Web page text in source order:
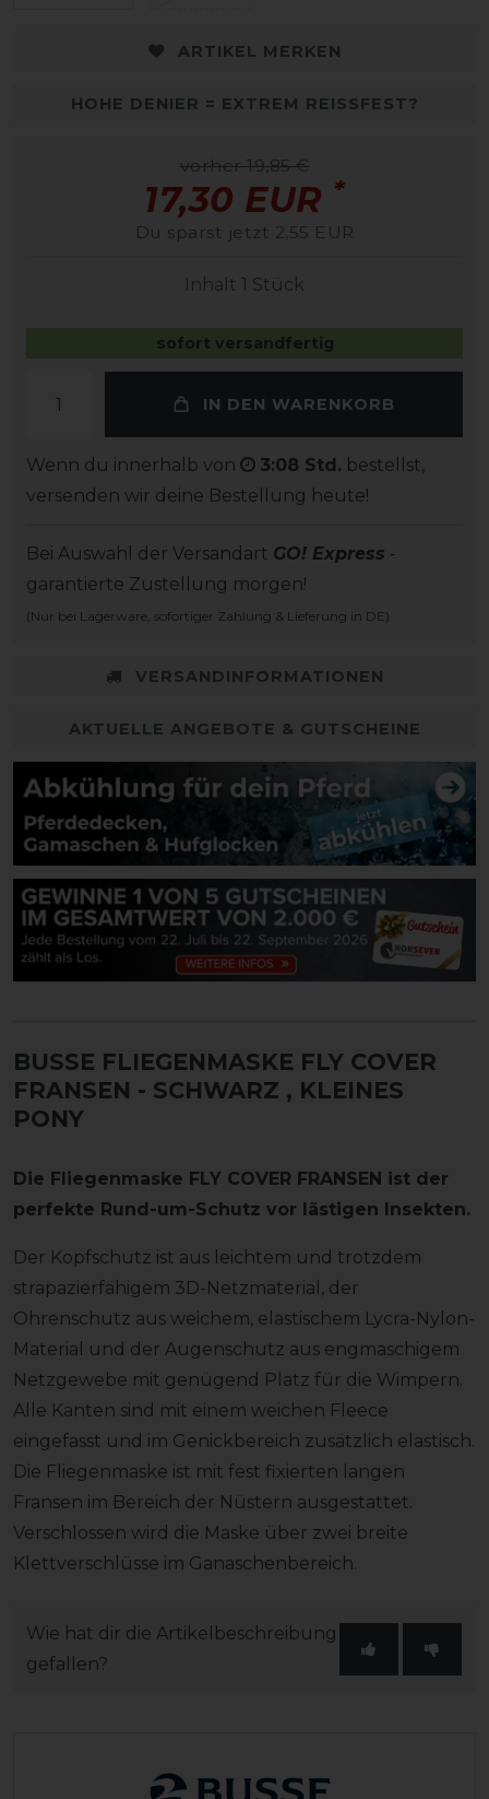
ARTIKEL MERKEN
HOHE DENIER = EXTREM REISSFEST?
vorher 19,85 €
17,30 EUR *
Du sparst jetzt 2,55 EUR
Inhalt 1 Stück
sofort versandfertig
IN DEN WARENKORB
Wenn du innerhalb von 3:08 Std. bestellst,
versenden wir deine Bestellung heute!
Bei Auswahl der Versandart GO! Express -
garantierte Zustellung morgen!
(Nur bei Lagerware, sofortiger Zahlung & Lieferung in DE)
VERSANDINFORMATIONEN
AKTUELLE ANGEBOTE & GUTSCHEINE
BUSSE FLIEGENMASKE FLY COVER
FRANSEN - SCHWARZ , KLEINES
PONY
Die Fliegenmaske FLY COVER FRANSEN ist der
perfekte Rund-um-Schutz vor lästigen Insekten.
Der Kopfschutz ist aus leichtem und trotzdem
strapazierfähigem 3D-Netzmaterial, der
Ohrenschutz aus weichem, elastischem Lycra-Nylon-
Material und der Augenschutz aus engmaschigem
Netzgewebe mit genügend Platz für die Wimpern.
Alle Kanten sind mit einem weichen Fleece
eingefasst und im Genickbereich zusätzlich elastisch.
Die Fliegenmaske ist mit fest fixierten langen
Fransen im Bereich der Nüstern ausgestattet.
Verschlossen wird die Maske über zwei breite
Klettverschlüsse im Ganaschenbereich.
Wie hat dir die Artikelbeschreibung
gefallen?